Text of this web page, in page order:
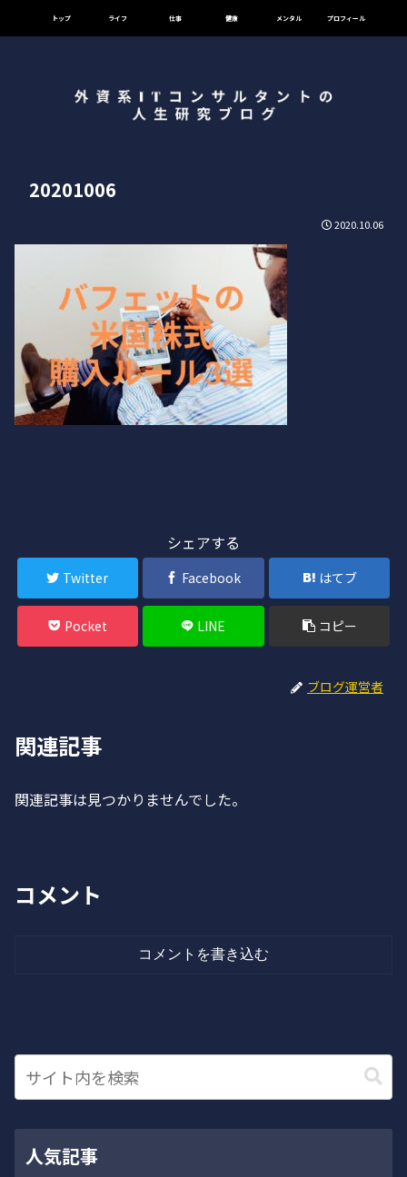
トップ ライフ 仕事 健康 メンタル プロフィール
20201006
2020.10.06
シェアする
Twitter Facebook はてブ
Pocket LINE コピー
ブログ運営者
関連記事
関連記事は見つかりませんでした。
コメント
コメントを書き込む
人気記事